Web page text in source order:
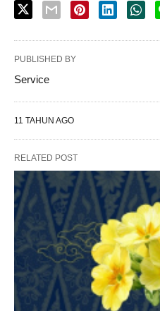
PUBLISHED BY
Service
11 TAHUN AGO
RELATED POST